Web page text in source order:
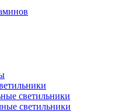
светильники
светильники